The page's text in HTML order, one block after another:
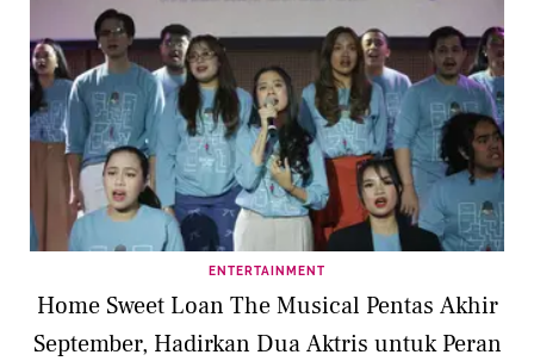
ENTERTAINMENT
Home Sweet Loan The Musical Pentas Akhir
September, Hadirkan Dua Aktris untuk Peran